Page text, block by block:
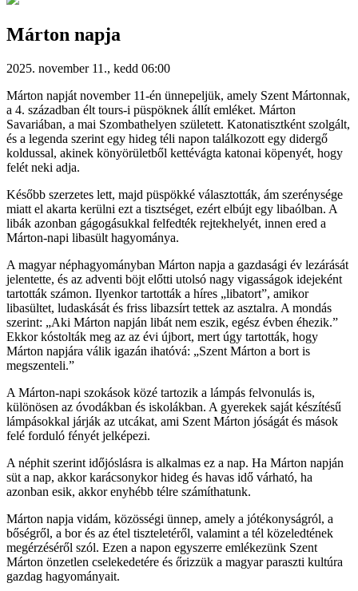
Márton napja
2025. november 11., kedd 06:00
Márton napját november 11-én ünnepeljük, amely Szent Mártonnak,
a 4. században élt tours-i püspöknek állít emléket. Márton
Savariában, a mai Szombathelyen született. Katonatisztként szolgált,
és a legenda szerint egy hideg téli napon találkozott egy didergő
koldussal, akinek könyörületből kettévágta katonai köpenyét, hogy
felét neki adja.
Később szerzetes lett, majd püspökké választották, ám szerénysége
miatt el akarta kerülni ezt a tisztséget, ezért elbújt egy libaólban. A
libák azonban gágogásukkal felfedték rejtekhelyét, innen ered a
Márton-napi libasült hagyománya.
A magyar néphagyományban Márton napja a gazdasági év lezárását
jelentette, és az adventi böjt előtti utolsó nagy vigasságok idejeként
tartották számon. Ilyenkor tartották a híres „libatort”, amikor
libasültet, ludaskását és friss libazsírt tettek az asztalra. A mondás
szerint: „Aki Márton napján libát nem eszik, egész évben éhezik.”
Ekkor kóstolták meg az az évi újbort, mert úgy tartották, hogy
Márton napjára válik igazán ihatóvá: „Szent Márton a bort is
megszenteli.”
A Márton-napi szokások közé tartozik a lámpás felvonulás is,
különösen az óvodákban és iskolákban. A gyerekek saját készítésű
lámpásokkal járják az utcákat, ami Szent Márton jóságát és mások
felé forduló fényét jelképezi.
A néphit szerint időjóslásra is alkalmas ez a nap. Ha Márton napján
süt a nap, akkor karácsonykor hideg és havas idő várható, ha
azonban esik, akkor enyhébb télre számíthatunk.
Márton napja vidám, közösségi ünnep, amely a jótékonyságról, a
bőségről, a bor és az étel tiszteletéről, valamint a tél közeledtének
megérzéséről szól. Ezen a napon egyszerre emlékezünk Szent
Márton önzetlen cselekedetére és őrizzük a magyar paraszti kultúra
gazdag hagyományait.